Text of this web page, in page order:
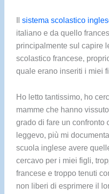
sistema scolastico
italiano e da quello
principalmente sul capire
scolastico francese,
quale erano inseriti i miei
Ho letto tantissimo, ho
mamme che hanno
grado di fare un confronto
leggevo, più mi
scuola inglese avere
cercavo per i miei figli,
francese e troppo tenuti
non liberi di esprimere il